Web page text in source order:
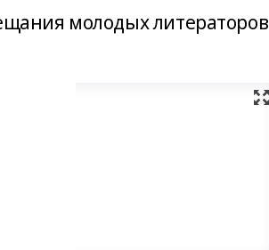
молодых литераторов